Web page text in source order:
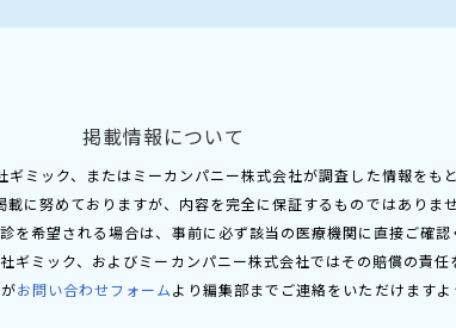
掲載情報について
ミック、またはミーカンパニー株式会社が調査した情報をもと
に努めておりますが、内容を完全に保証するものではありませ
を希望される場合は、事前に必ず該当の医療機関に直接ご確認
ギミック、およびミーカンパニー株式会社ではその賠償の責任
お問い合わせフォームより編集部までご連絡をいただけますよ